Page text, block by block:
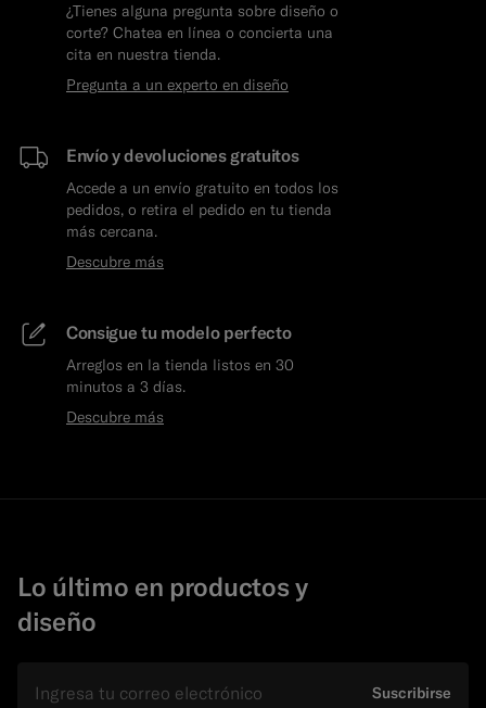
¿Tienes alguna pregunta sobre diseño o
corte? Chatea en línea o concierta una
cita en nuestra tienda.
Pregunta a un experto en diseño
Envío y devoluciones gratuitos
Accede a un envío gratuito en todos los
pedidos, o retira el pedido en tu tienda
más cercana.
Descubre más
Consigue tu modelo perfecto
Arreglos en la tienda listos en 30
minutos a 3 días.
Descubre más
Lo último en productos y
diseño
Suscribirse